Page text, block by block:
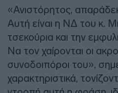
«Ανιστόρητος,
Αυτή είναι η ΝΔ του κ.
τσεκούρια και την
Να τον χαίρονται οι
συνοδοιπόροι του»,
χαρακτηριστικά,